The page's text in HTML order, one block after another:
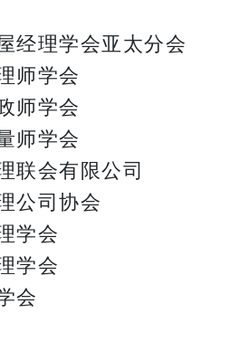
经理学会亚太分会
师学会
师学会
师学会
联会有限公司
公司协会
学会
学会
会